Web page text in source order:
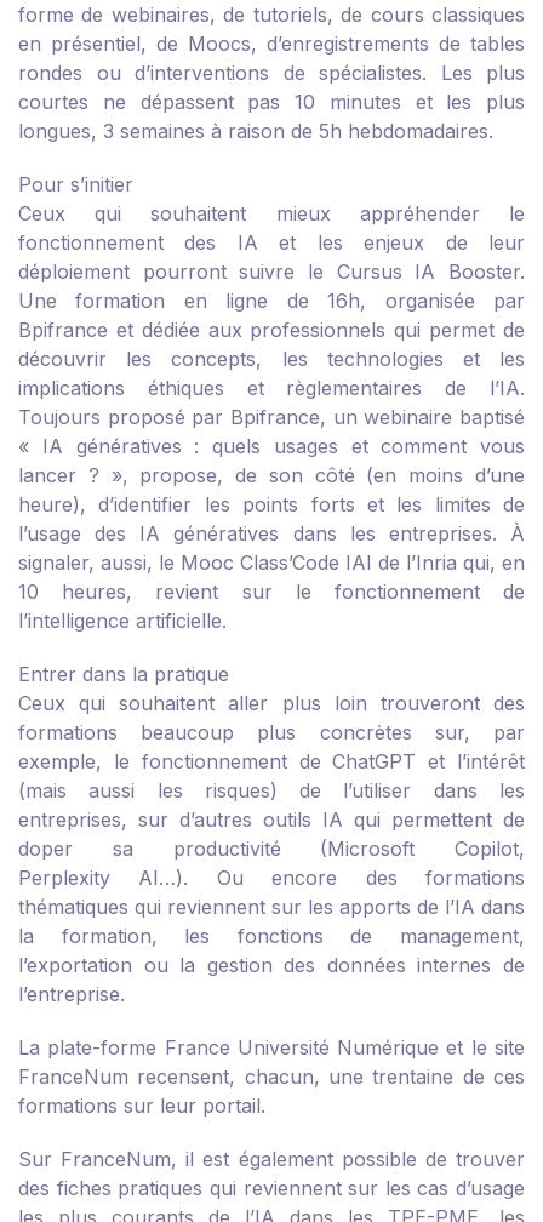
forme de webinaires, de tutoriels, de cours classiques
en présentiel, de Moocs, d’enregistrements de tables
rondes ou d’interventions de spécialistes. Les plus
courtes ne dépassent pas 10 minutes et les plus
longues, 3 semaines à raison de 5h hebdomadaires.
Pour s’initier
Ceux qui souhaitent mieux appréhender le
fonctionnement des IA et les enjeux de leur
déploiement pourront suivre le Cursus IA Booster.
Une formation en ligne de 16h, organisée par
Bpifrance et dédiée aux professionnels qui permet de
découvrir les concepts, les technologies et les
implications éthiques et règlementaires de l’IA.
Toujours proposé par Bpifrance, unwebinaire baptisé
« IA génératives : quels usages et comment vous
lancer ? », propose, de son côté (en moins d’une
heure), d’identifier les points forts et les limites de
l’usage des IA génératives dans les entreprises. À
signaler, aussi, le Mooc Class’Code IAI de l’Inria qui, en
10 heures, revient sur le fonctionnement de
l’intelligence artificielle.
Entrer dans la pratique
Ceux qui souhaitent aller plus loin trouveront des
formations beaucoup plus concrètes sur, par
exemple, le fonctionnement de ChatGPT et l’intérêt
(mais aussi les risques) de l’utiliser dans les
entreprises, sur d’autres outils IA qui permettent de
doper sa productivité (Microsoft Copilot,
Perplexity AI…). Ou encore des formations
thématiques qui reviennent sur les apports de l’IA dans
la formation, les fonctions de management,
l’exportation ou la gestion des données internes de
l’entreprise.
La plate-forme France Université Numérique et lesite
FranceNum recensent, chacun, une trentaine de ces
formations sur leur portail.
Sur FranceNum, il est également possible de trouver
des fiches pratiques qui reviennent sur les cas d’usage